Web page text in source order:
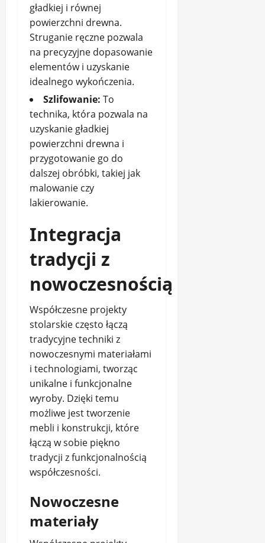
gładkiej i równej
powierzchni drewna.
Struganie ręczne pozwala
na precyzyjne dopasowanie
elementów i uzyskanie
idealnego wykończenia.
Szlifowanie: To
technika, która pozwala na
uzyskanie gładkiej
powierzchni drewna i
przygotowanie go do
dalszej obróbki, takiej jak
malowanie czy
lakierowanie.
Integracja
tradycji z
nowoczesnością
Współczesne projekty
stolarskie często łączą
tradycyjne techniki z
nowoczesnymi materiałami
i technologiami, tworząc
unikalne i funkcjonalne
wyroby. Dzięki temu
możliwe jest tworzenie
mebli i konstrukcji, które
łączą w sobie piękno
tradycji z funkcjonalnością
współczesności.
Nowoczesne
materiały